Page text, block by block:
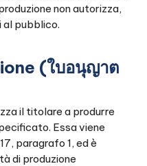
non autorizza,
al pubblico.
(ใบอนุญาต
il titolare a produrre
Essa viene
paragrafo 1, ed è
di produzione